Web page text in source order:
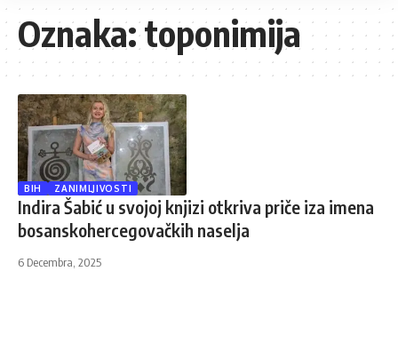
Oznaka:toponimija
BIH ZANIMLJIVOSTI
Indira Šabić u svojoj knjizi otkriva priče iza imena
bosanskohercegovačkih naselja
6 Decembra, 2025